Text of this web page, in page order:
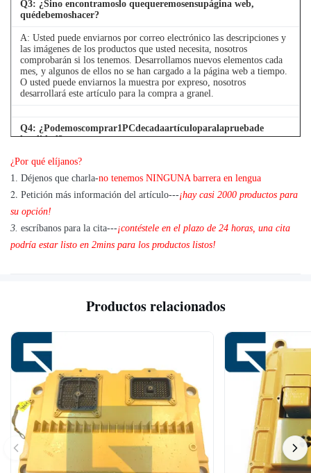
01020
milímetros
99-77600
DIRECCIÓN
707-01-
01320
130
milímetros
KOM-707-
99-46620
Q3: ¿Sino encontramoslo quequeremosensupágina web,
quédebemoshacer?
A: Usted puede enviarnos por correo electrónico las descripciones y
las imágenes de los productos que usted necesita, nosotros
comprobarán si los tenemos. Desarrollamos nuevos elementos cada
mes, y algunos de ellos no se han cargado a la página web a tiempo.
O usted puede enviarnos la muestra por expreso, nosotros
desarrollará este artículo para la compra a granel.
Q4: ¿Podemoscomprar1PCdecadaartículoparalapruebade
lacalidad?
A: Sí, estamos alegres enviar 1pc para la prueba de la calidad si
tenemos el artículo que usted necesita en existencia
¿Por qué elíjanos?
1. Déjenos que charla-no tenemos NINGUNA barrera en lengua
2. Petición más información del artículo---¡hay casi 2000 productos para
su opción!
3. escríbanos para la cita---¡contéstele en el plazo de 24 horas, una cita
podría estar listo en 2mins para los productos listos!
Productos relacionados